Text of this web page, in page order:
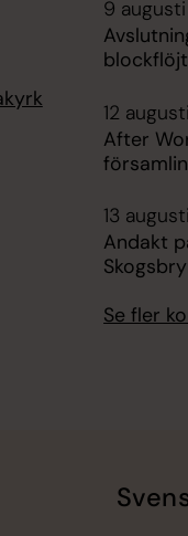
9 augusti
12
After
13
Andakt
Se fler